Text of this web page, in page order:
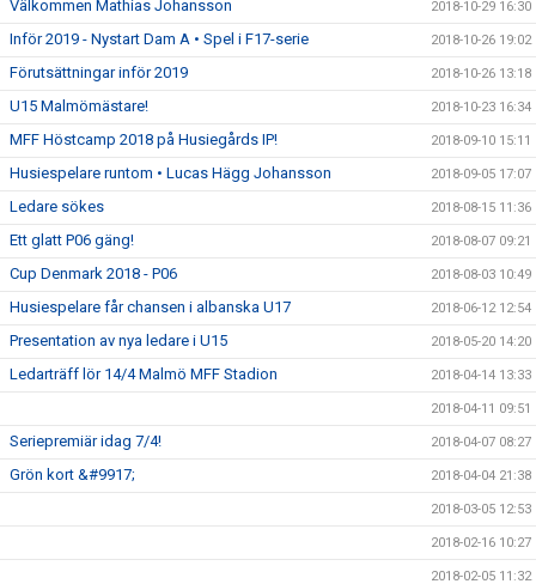
Välkommen Mathias Johansson 2018-10-29 16:30
Inför 2019 - Nystart Dam A • Spel i F17-serie 2018-10-26 19:02
Förutsättningar inför 2019 2018-10-26 13:18
U15 Malmömästare! 2018-10-23 16:34
MFF Höstcamp 2018 på Husiegårds IP! 2018-09-10 15:11
Husiespelare runtom • Lucas Hägg Johansson 2018-09-05 17:07
Ledare sökes 2018-08-15 11:36
Ett glatt P06 gäng! 2018-08-07 09:21
Cup Denmark 2018 - P06 2018-08-03 10:49
Husiespelare får chansen i albanska U17 2018-06-12 12:54
Presentation av nya ledare i U15 2018-05-20 14:20
Ledarträff lör 14/4 Malmö MFF Stadion 2018-04-14 13:33
2018-04-11 09:51
Seriepremiär idag 7/4! 2018-04-07 08:27
Grön kort &#9917; 2018-04-04 21:38
2018-03-05 12:53
2018-02-16 10:27
2018-02-05 11:32